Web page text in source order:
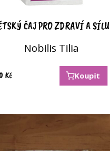
ČAJ PRO ZDRAVÍ A SÍLU
Nobilis Tilia
Kč Koupit